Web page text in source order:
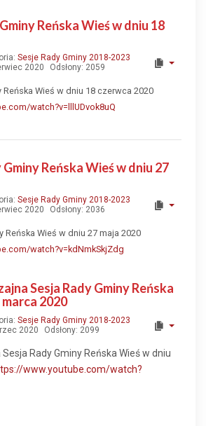
Reńska Wieś w dniu 18
Sesje Rady Gminy 2018-2023
2020
Odsłony: 2059
Reńska Wieś w dniu 18 czerwca 2020
watch?v=lllUDvok8uQ
Reńska Wieś w dniu 27
Sesje Rady Gminy 2018-2023
2020
Odsłony: 2036
Reńska Wieś w dniu 27 maja 2020
watch?v=kdNmkSkjZdg
Sesja Rady Gminy Reńska
2020
Sesje Rady Gminy 2018-2023
2020
Odsłony: 2099
Rady Gminy Reńska Wieś w dniu
www.youtube.com/watch?